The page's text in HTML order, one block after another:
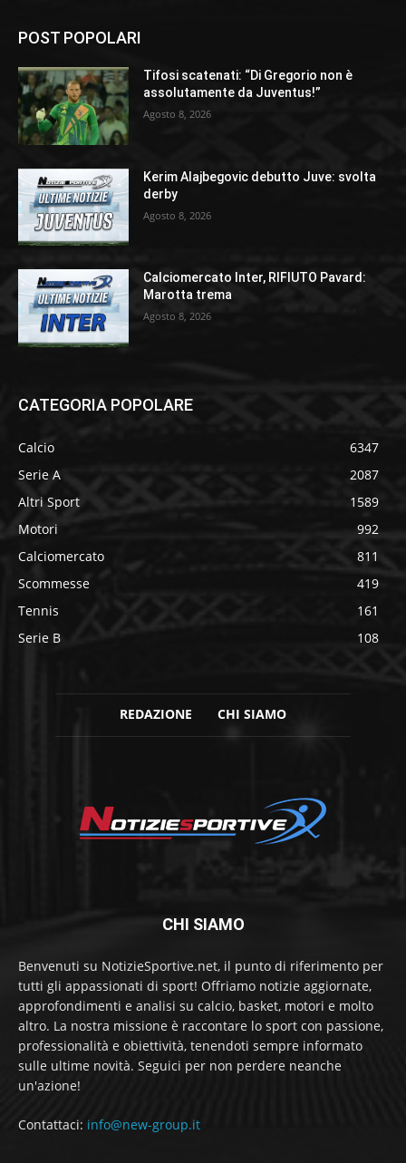
POST POPOLARI
Tifosi scatenati: “Di Gregorio non è
assolutamente da Juventus!”
Agosto 8, 2026
Kerim Alajbegovic debutto Juve: svolta
derby
Agosto 8, 2026
Calciomercato Inter, RIFIUTO Pavard:
Marotta trema
Agosto 8, 2026
CATEGORIA POPOLARE
Calcio
6347
Serie A
2087
Altri Sport
1589
Motori
992
Calciomercato
811
Scommesse
419
Tennis
161
Serie B
108
REDAZIONE CHI SIAMO
CHI SIAMO
Benvenuti su NotizieSportive.net, il punto di riferimento per
tutti gli appassionati di sport! Offriamo notizie aggiornate,
approfondimenti e analisi su calcio, basket, motori e molto
altro. La nostra missione è raccontare lo sport con passione,
professionalità e obiettività, tenendoti sempre informato
sulle ultime novità. Seguici per non perdere neanche
un'azione!
Contattaci: info@new-group.it